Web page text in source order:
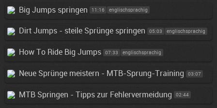
Big Jumps springen 11:16 englischsprachig
Dirt Jumps - steile Sprünge springen 05:03 englischsprachig
How To Ride Big Jumps 07:33 englischsprachig
Neue Sprünge meistern - MTB-Sprung-Training 03:07
MTB Springen - Tipps zur Fehlervermeidung 02:44